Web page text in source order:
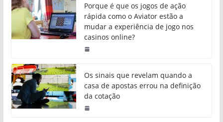
Porque é que os jogos de ação
rápida como o Aviator estão a
mudar a experiência de jogo nos
casinos online?
Os sinais que revelam quando a
casa de apostas errou na definição
da cotação